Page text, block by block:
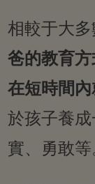
相較于大多
爸的教育
在短時間內
於孩子養
實、勇敢等